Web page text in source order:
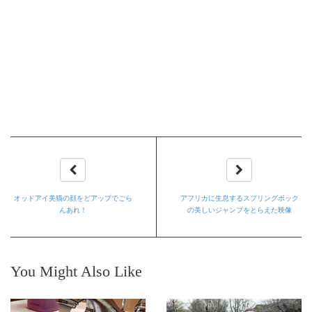
オッドアイ美猫の顔をどアップでごら
んあれ！
アフリカに生息するスプリングボック
の美しいジャンプをとらえた映像
You Might Also Like